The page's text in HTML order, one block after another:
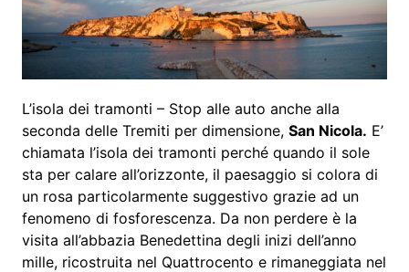
L’isola dei tramonti – Stop alle auto anche alla
seconda delle Tremiti per dimensione, San Nicola. E’
chiamata l’isola dei tramonti perché quando il sole
sta per calare all’orizzonte, il paesaggio si colora di
un rosa particolarmente suggestivo grazie ad un
fenomeno di fosforescenza. Da non perdere è la
visita all’abbazia Benedettina degli inizi dell’anno
mille, ricostruita nel Quattrocento e rimaneggiata nel